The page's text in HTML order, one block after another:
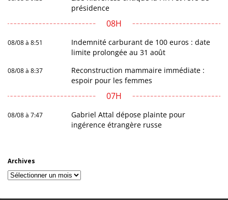
présidence
08H
08/08 à 8:51
Indemnité carburant de 100 euros : date
limite prolongée au 31 août
08/08 à 8:37
Reconstruction mammaire immédiate :
espoir pour les femmes
07H
08/08 à 7:47
Gabriel Attal dépose plainte pour
ingérence étrangère russe
Archives
Archives